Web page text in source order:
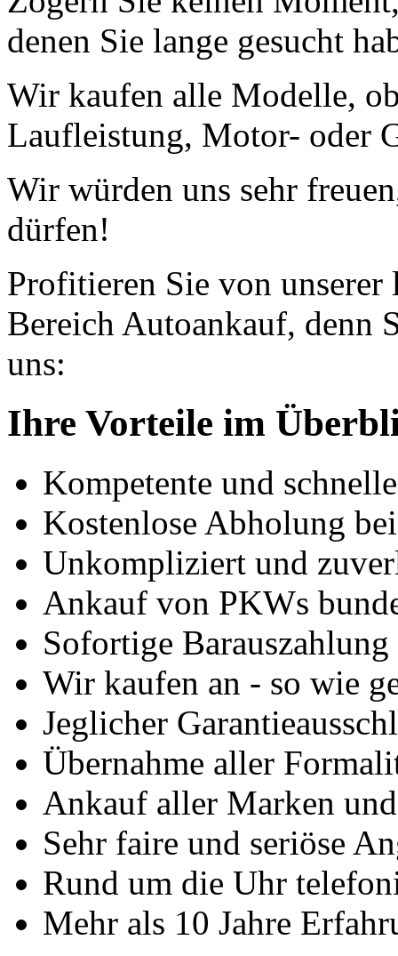
denen Sie lange gesucht
Wir kaufen alle Modelle,
Laufleistung, Motor- oder
Wir würden uns sehr
dürfen!
Profitieren Sie von
Bereich Autoankauf, denn
uns:
Ihre Vorteile im
Kompetente und
Kostenlose Abholung
Unkompliziert und
Ankauf von PKWs
Sofortige
Wir kaufen an - so wie
Jeglicher
Übernahme aller
Ankauf aller Marken
Sehr faire und seriöse
Rund um die Uhr
Mehr als 10 Jahre